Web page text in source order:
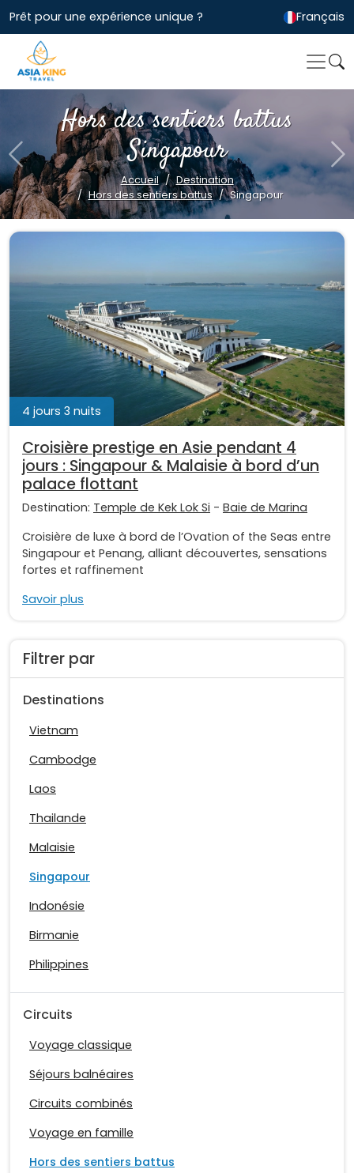
Prêt pour une expérience unique ? Français
Hors des sentiers battus
Singapour
Accueil
Destination
Hors des sentiers battus
Singapour
Previous
Filtrer par
Destinations
Vietnam
Cambodge
Laos
Thailande
Malaisie
Singapour
Indonésie
Birmanie
Philippines
Circuits
Voyage classique
Séjours balnéaires
Circuits combinés
Voyage en famille
Hors des sentiers battus
4 jours 3 nuits
Croisière prestige en Asie pendant 4
jours : Singapour & Malaisie à bord d’un
palace flottant
Destination: Temple de Kek Lok Si - Baie de Marina
Croisière de luxe à bord de l’Ovation of the Seas entre
Singapour et Penang, alliant découvertes, sensations
fortes et raffinement
Savoir plus